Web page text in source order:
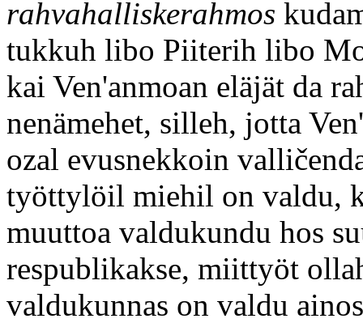
rahvahalliskerahmos
tukkuh libo Piiterih libo
kai Ven'anmoan eläjät da
nenämehet, silleh, jotta
ozal evusnekkoin
työttylöil miehil on valdu,
muuttoa valdukundu hos
respublikakse, miittyöt
valdukunnas on valdu